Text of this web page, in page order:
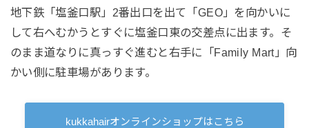
地下鉄「塩釜口駅」2番出口を出て「GEO」を向かいに
して右へむかうとすぐに塩釜口東の交差点に出ます。そ
のまま道なりに真っすぐ進むと右手に「Family Mart」向
かい側に駐車場があります。
kukkahairオンラインショップはこちら